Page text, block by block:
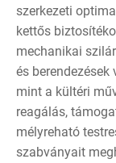
szerkezeti
kettős
mechanikai
és berendezések
mint a kültéri
reagálás,
mélyreható
szabványait